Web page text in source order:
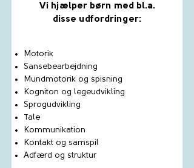
Vi hjælper børn med bl.a.
disse udfordringer:
Motorik
Sansebearbejdning
Mundmotorik og spisning
Kogniton og legeudvikling
Sprogudvikling
Tale
Kommunikation
Kontakt og samspil
Adfærd og struktur